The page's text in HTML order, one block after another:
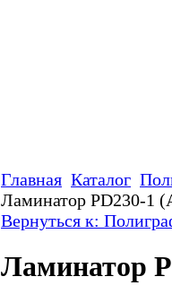
Главная Каталог
Ламинатор PD230-1
Вернуться к:
Ламинатор